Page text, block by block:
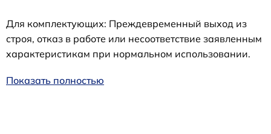
Для комплектующих: Преждевременный выход из
строя, отказ в работе или несоответствие заявленным
характеристикам при нормальном использовании.
Показать полностью